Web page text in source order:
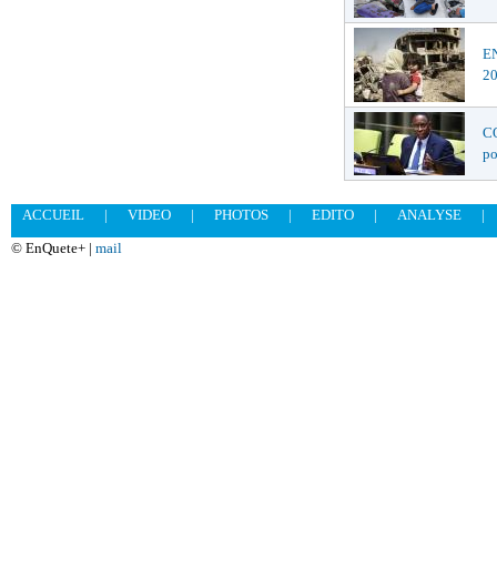
ACCUEIL | VIDEO | PHOTOS | EDITO | ANALYSE
|
© EnQuete+ | mail